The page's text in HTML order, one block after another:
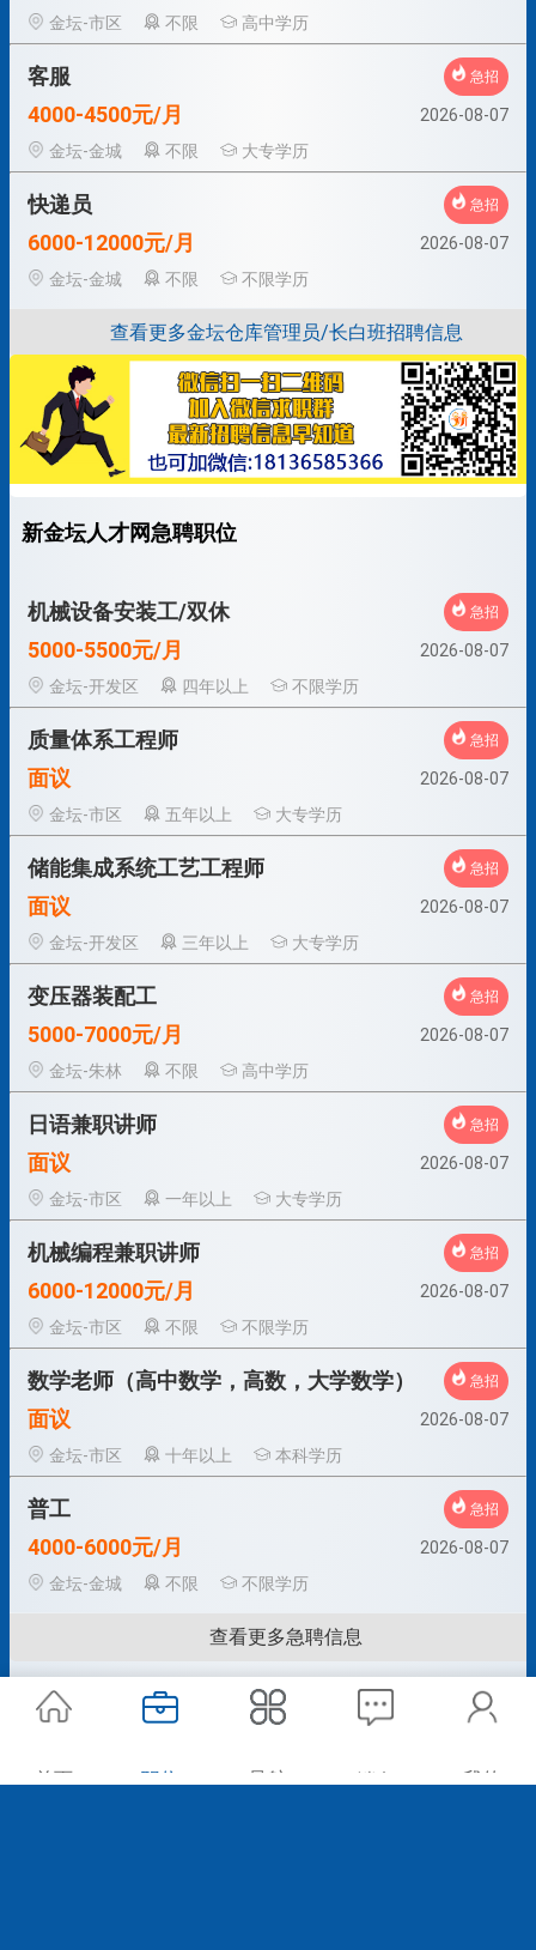
金坛-市区
不限 高中学历
客服 急招
4000-4500元/月
2026-08-07
金坛-金城
不限 大专学历
快递员 急招
6000-12000元/月
2026-08-07
金坛-金城
不限 不限学历
查看更多金坛仓库管理员/长白班招聘信息
新金坛人才网急聘职位
机械设备安装工/双休 急招
5000-5500元/月
2026-08-07
金坛-开发区
四年以上 不限学历
质量体系工程师 急招
面议
2026-08-07
金坛-市区
五年以上 大专学历
储能集成系统工艺工程师 急招
面议
2026-08-07
金坛-开发区
三年以上 大专学历
变压器装配工 急招
5000-7000元/月
2026-08-07
金坛-朱林
不限 高中学历
日语兼职讲师 急招
面议
2026-08-07
金坛-市区
一年以上 大专学历
机械编程兼职讲师 急招
6000-12000元/月
2026-08-07
金坛-市区
不限 不限学历
数学老师（高中数学，高数，大学数学） 急招
面议
2026-08-07
金坛-市区
十年以上 本科学历
普工 急招
4000-6000元/月
2026-08-07
金坛-金城
不限 不限学历
查看更多急聘信息
首页 职位 导航 消息 我的